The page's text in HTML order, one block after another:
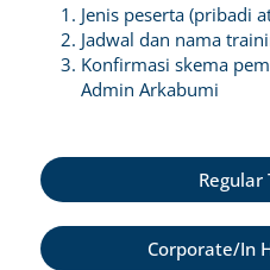
Jenis peserta (pribadi
Jadwal dan nama
Konfirmasi skema
Admin Arkabumi
Regular
Corporate/In